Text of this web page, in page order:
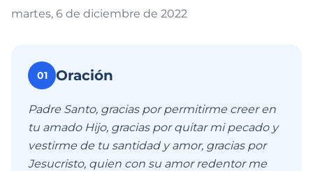
martes, 6 de diciembre de 2022
01 Oración
Padre Santo, gracias por permitirme creer en
tu amado Hijo, gracias por quitar mi pecado y
vestirme de tu santidad y amor, gracias por
Jesucristo, quien con su amor redentor me